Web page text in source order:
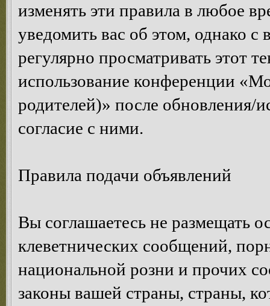
изменять эти правила в любое
уведомить вас об этом, однако
регулярно просматривать этот
использование конференции
родителей)» после обновления/
согласие с ними.
Правила подачи объявлений
Вы соглашаетесь не размещать
клеветнических сообщений,
национальной розни и прочих
законы вашей страны, страны,